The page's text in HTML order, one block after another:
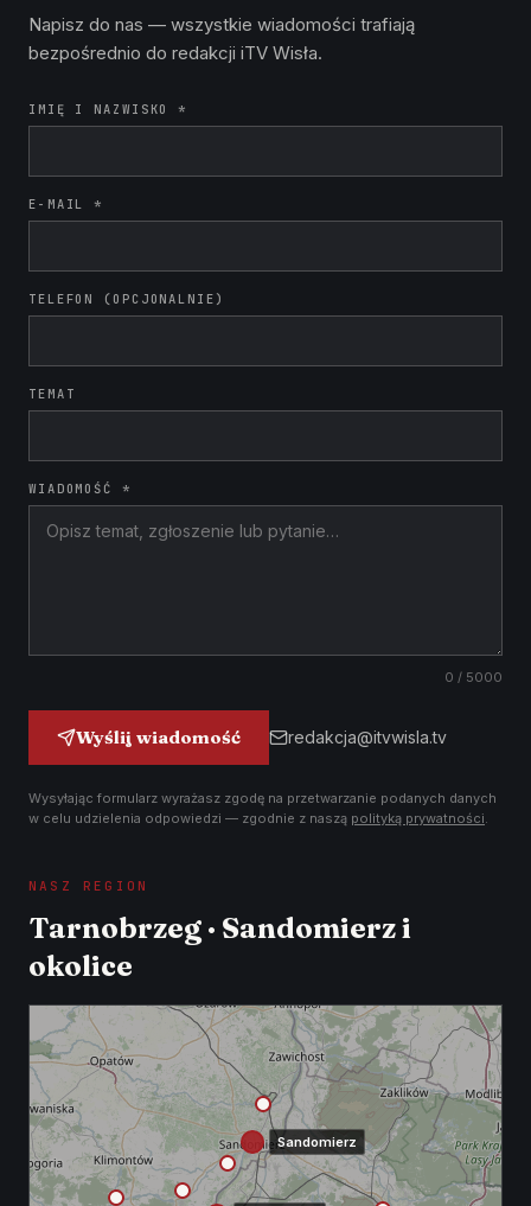
Napisz do nas — wszystkie wiadomości trafiają
bezpośrednio do redakcji iTV Wisła.
IMIĘ I NAZWISKO *
E-MAIL *
TELEFON (OPCJONALNIE)
TEMAT
WIADOMOŚĆ *
0 / 5000
Wyślij wiadomość redakcja@itvwisla.tv
Wysyłając formularz wyrażasz zgodę na przetwarzanie podanych danych
w celu udzielenia odpowiedzi — zgodnie z naszą polityką prywatności.
NASZ REGION
Tarnobrzeg · Sandomierz i
okolice
Sandomierz